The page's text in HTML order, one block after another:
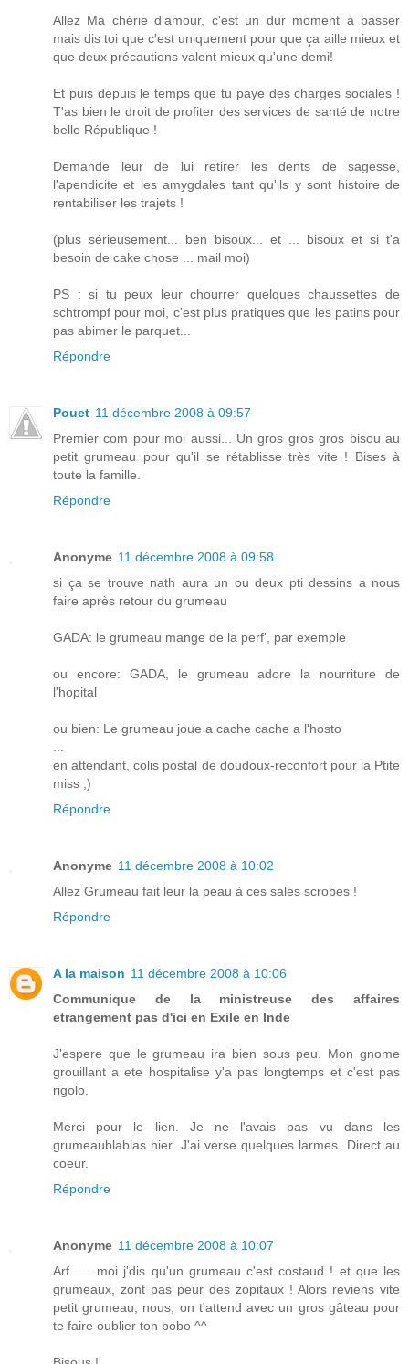
Allez Ma chérie d'amour, c'est un dur moment à passer
mais dis toi que c'est uniquement pour que ça aille mieux et
que deux précautions valent mieux qu'une demi!
Et puis depuis le temps que tu paye des charges sociales !
T'as bien le droit de profiter des services de santé de notre
belle République !
Demande leur de lui retirer les dents de sagesse,
l'apendicite et les amygdales tant qu'ils y sont histoire de
rentabiliser les trajets !
(plus sérieusement... ben bisoux... et ... bisoux et si t'a
besoin de cake chose ... mail moi)
PS : si tu peux leur chourrer quelques chaussettes de
schtrompf pour moi, c'est plus pratiques que les patins pour
pas abimer le parquet...
Répondre
Pouet 11 décembre 2008 à 09:57
Premier com pour moi aussi... Un gros gros gros bisou au
petit grumeau pour qu'il se rétablisse très vite ! Bises à
toute la famille.
Répondre
Anonyme 11 décembre 2008 à 09:58
si ça se trouve nath aura un ou deux pti dessins a nous
faire après retour du grumeau
GADA: le grumeau mange de la perf', par exemple
ou encore: GADA, le grumeau adore la nourriture de
l'hopital
ou bien: Le grumeau joue a cache cache a l'hosto
en attendant, colis postal de doudoux-reconfort pour la Ptite
miss ;)
Répondre
Anonyme 11 décembre 2008 à 10:02
Allez Grumeau fait leur la peau à ces sales scrobes !
Répondre
A la maison 11 décembre 2008 à 10:06
Communique de la ministreuse des affaires
etrangement pas d'ici en Exile en Inde
J'espere que le grumeau ira bien sous peu. Mon gnome
grouillant a ete hospitalise y'a pas longtemps et c'est pas
rigolo.
Merci pour le lien. Je ne l'avais pas vu dans les
grumeaublablas hier. J'ai verse quelques larmes. Direct au
coeur.
Répondre
Anonyme 11 décembre 2008 à 10:07
Arf...... moi j'dis qu'un grumeau c'est costaud ! et que les
grumeaux, zont pas peur des zopitaux ! Alors reviens vite
petit grumeau, nous, on t'attend avec un gros gâteau pour
te faire oublier ton bobo ^^